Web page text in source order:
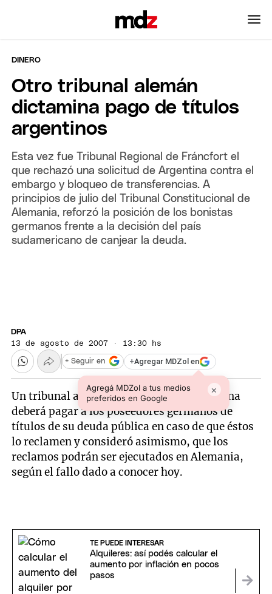
DINERO
Otro tribunal alemán
dictamina pago de títulos
argentinos
Esta vez fue Tribunal Regional de Fráncfort el
que rechazó una solicitud de Argentina contra el
embargo y bloqueo de transferencias. A
principios de julio del Tribunal Constitucional de
Alemania, reforzó la posición de los bonistas
germanos frente a la decisión del país
sudamericano de canjear la deuda.
DPA
13 de agosto de 2007 · 13:30 hs
+Agregar MDZol en
Agregá MDZol a tus medios
preferidos en Google
×
+ Seguir en
Un tribunal alemán dictaminó que Argentina
deberá pagar a los poseedores germanos de
títulos de su deuda pública en caso de que éstos
lo reclamen y consideró asimismo, que los
reclamos podrán ser ejecutados en Alemania,
según el fallo dado a conocer hoy.
TE PUEDE INTERESAR
Alquileres: así podés calcular el
aumento por inflación en pocos
pasos